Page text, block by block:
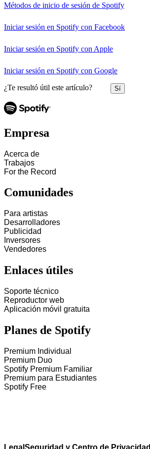
Métodos de inicio de sesión de Spotify
Iniciar sesión en Spotify con Facebook
Iniciar sesión en Spotify con Apple
Iniciar sesión en Spotify con Google
¿Te resultó útil este artículo? Sí
Empresa
Acerca de
Trabajos
For the Record
Comunidades
Para artistas
Desarrolladores
Publicidad
Inversores
Vendedores
Enlaces útiles
Soporte técnico
Reproductor web
Aplicación móvil gratuita
Planes de Spotify
Premium Individual
Premium Duo
Spotify Premium Familiar
Premium para Estudiantes
Spotify Free
Legal Seguridad y Centro de Privacidad